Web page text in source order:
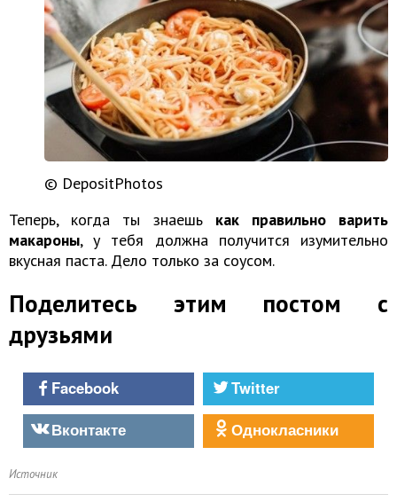
© DepositPhotos
Теперь, когда ты знаешь как правильно варить
макароны, у тебя должна получится изумительно
вкусная паста. Дело только за соусом.
Поделитесь этим постом с
друзьями
Facebook
Twitter
Вконтакте
Однокласники
Источник